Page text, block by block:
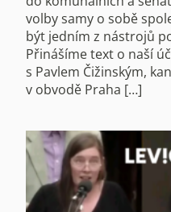
volby samy o sobě
být jedním z nástrojů
Přinášíme text o naší
s Pavlem Čižinským,
v obvodě Praha […]